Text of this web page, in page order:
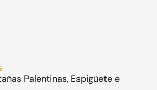
Palentinas, Espigüete e